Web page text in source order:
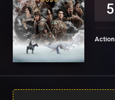
5
Action